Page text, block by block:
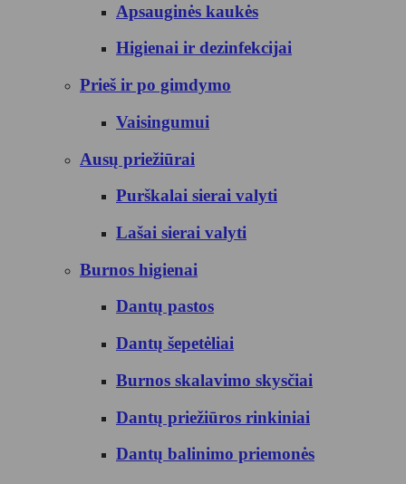
Apsauginės kaukės
Higienai ir dezinfekcijai
Prieš ir po gimdymo
Vaisingumui
Ausų priežiūrai
Purškalai sierai valyti
Lašai sierai valyti
Burnos higienai
Dantų pastos
Dantų šepetėliai
Burnos skalavimo skysčiai
Dantų priežiūros rinkiniai
Dantų balinimo priemonės